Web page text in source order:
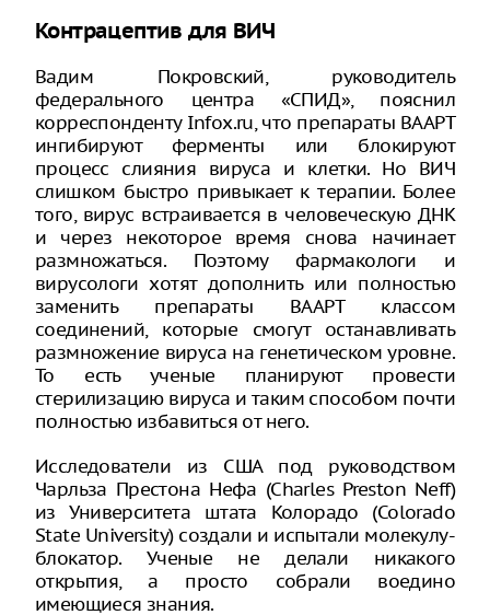
Контрацептив для ВИЧ
Вадим Покровский, руководитель
федерального центра «СПИД», пояснил
корреспонденту Infox.ru, что препараты ВААРТ
ингибируют ферменты или блокируют
процесс слияния вируса и клетки. Но ВИЧ
слишком быстро привыкает к терапии. Более
того, вирус встраивается в человеческую ДНК
и через некоторое время снова начинает
размножаться. Поэтому фармакологи и
вирусологи хотят дополнить или полностью
заменить препараты ВААРТ классом
соединений, которые смогут останавливать
размножение вируса на генетическом уровне.
То есть ученые планируют провести
стерилизацию вируса и таким способом почти
полностью избавиться от него.
Исследователи из США под руководством
Чарльза Престона Нефа (Charles Preston Neff)
из Университета штата Колорадо (Colorado
State University) создали и испытали молекулу-
блокатор. Ученые не делали никакого
открытия, а просто собрали воедино
имеющиеся знания.